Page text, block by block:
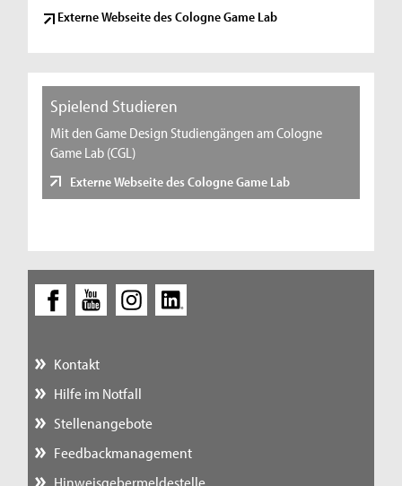
Externe Webseite des Cologne Game Lab
Spielend Studieren
Mit den Game Design Studiengängen am Cologne
Game Lab (CGL)
Externe Webseite des Cologne Game Lab
Kontakt
Hilfe im Notfall
Stellenangebote
Feedbackmanagement